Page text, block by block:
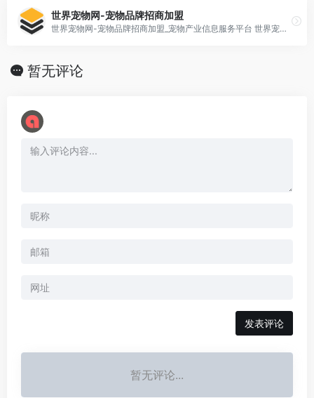
世界宠物网-宠物品牌招商加盟
世界宠物网-宠物品牌招商加盟_宠物产业信息服务平台 世界宠物网,是值得信赖的中小宠物企业媒体服务平台,提供海量宠物店、宠物医院、宠物食品用品品牌招商加盟、宠物品牌连锁加盟及代理、宠物产品批发供求、宠物用品生成厂家、宠物展览会报道等全方
暂无评论
暂无评论...